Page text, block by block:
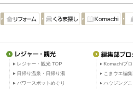
レジャー・観光 TOP
日帰り温泉・日帰り湯
パワースポットめぐり
Komachiブ
こまウエ編
ハウジング